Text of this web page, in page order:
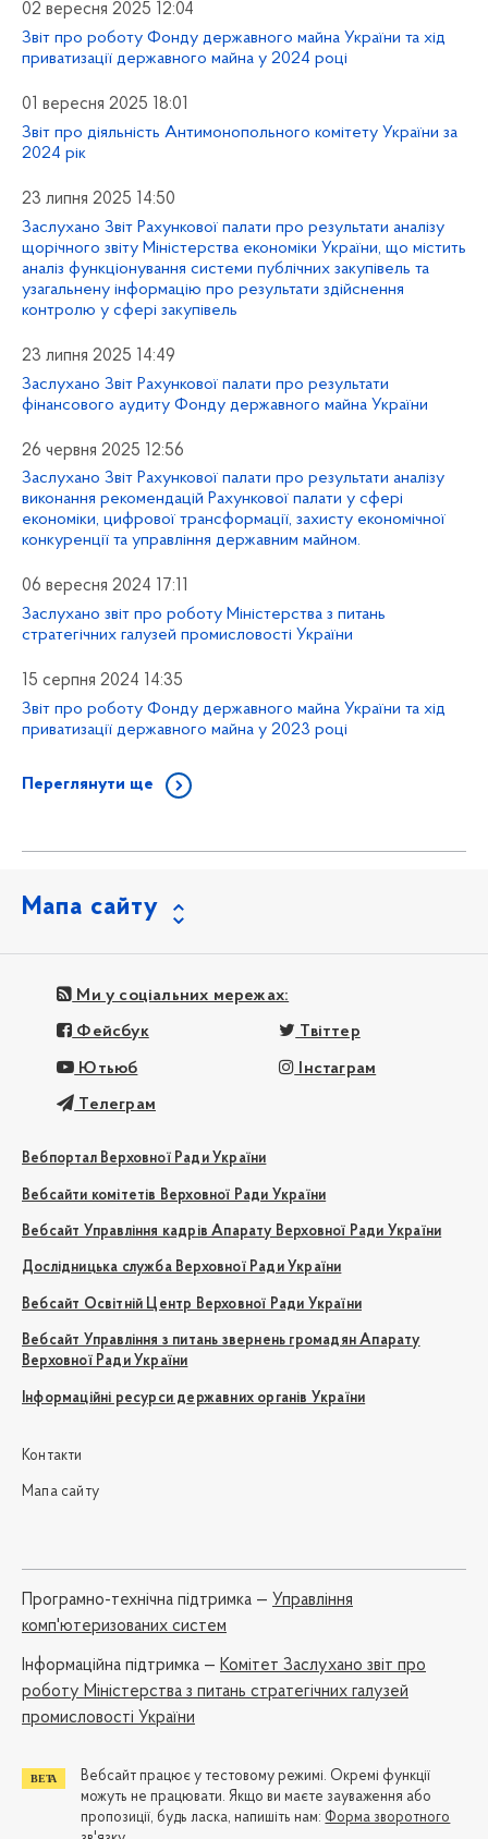
02 вересня 2025 12:04
Звіт про роботу Фонду державного майна України та хід
приватизації державного майна у 2024 році
01 вересня 2025 18:01
Звіт про діяльність Антимонопольного комітету України за
2024 рік
23 липня 2025 14:50
Заслухано Звіт Рахункової палати про результати аналізу
щорічного звіту Міністерства економіки України, що містить
аналіз функціонування системи публічних закупівель та
узагальнену інформацію про результати здійснення
контролю у сфері закупівель
23 липня 2025 14:49
Заслухано Звіт Рахункової палати про результати
фінансового аудиту Фонду державного майна України
26 червня 2025 12:56
Заслухано Звіт Рахункової палати про результати аналізу
виконання рекомендацій Рахункової палати у сфері
економіки, цифрової трансформації, захисту економічної
конкуренції та управління державним майном.
06 вересня 2024 17:11
Заслухано звіт про роботу Міністерства з питань
стратегічних галузей промисловості України
15 серпня 2024 14:35
Звіт про роботу Фонду державного майна України та хід
приватизації державного майна у 2023 році
Переглянути ще
Мапа сайту
Ми у соціальних мережах:
Фейсбук Твіттер
Ютьюб Інстаграм
Телеграм
Вебпортал Верховної Ради України
Вебсайти комітетів Верховної Ради України
Вебсайт Управління кадрів Апарату Верховної Ради України
Дослідницька служба Верховної Ради України
Вебсайт Освітній Центр Верховної Ради України
Вебсайт Управління з питань звернень громадян Апарату
Верховної Ради України
Інформаційні ресурси державних органів України
Контакти
Мапа сайту
Програмно-технічна підтримка — Управління
комп'ютеризованих систем
Iнформаційна підтримка — Комітет Заслухано звіт про
роботу Міністерства з питань стратегічних галузей
промисловості України
Вебсайт працює у тестовому режимі. Окремі функції
можуть не працювати. Якщо ви маєте зауваження або
пропозиції, будь ласка, напишіть нам: Форма зворотного